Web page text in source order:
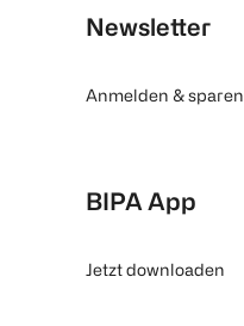
Newsletter
Anmelden & sparen
BIPA App
Jetzt downloaden